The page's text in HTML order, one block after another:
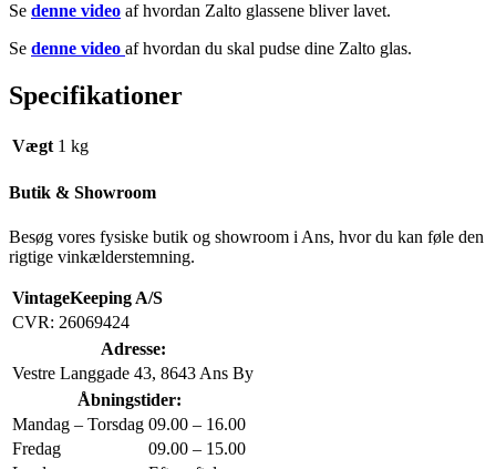
Se denne video af hvordan Zalto glassene bliver lavet.
Se denne video af hvordan du skal pudse dine Zalto glas.
Specifikationer
Vægt 1 kg
Butik & Showroom
Besøg vores fysiske butik og showroom i Ans, hvor du kan føle den
rigtige vinkælderstemning.
VintageKeeping A/S
CVR: 26069424
Adresse:
Vestre Langgade 43, 8643 Ans By
Åbningstider:
Mandag – Torsdag 09.00 – 16.00
Fredag
09.00 – 15.00